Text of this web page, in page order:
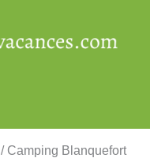
/ Camping Blanquefort